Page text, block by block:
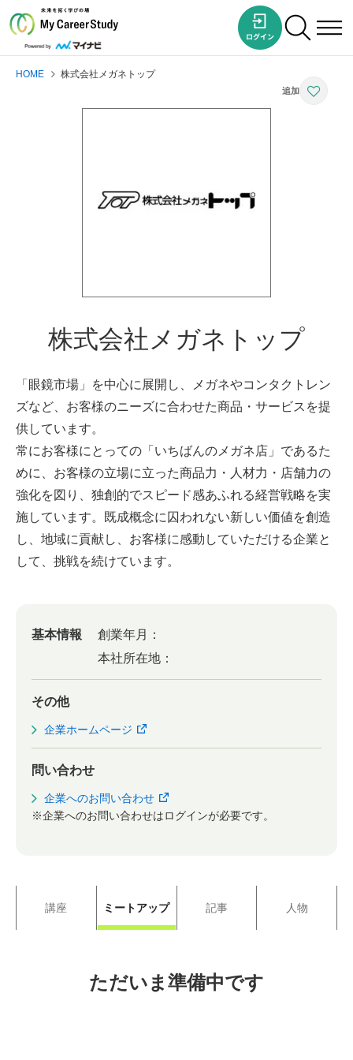
HOME 株式会社メガネトップ
株式会社メガネトップ
「眼鏡市場」を中心に展開し、メガネやコンタクトレン
ズなど、お客様のニーズに合わせた商品・サービスを提
供しています。
常にお客様にとっての「いちばんのメガネ店」であるた
めに、お客様の立場に立った商品力・人材力・店舗力の
強化を図り、独創的でスピード感あふれる経営戦略を実
施しています。既成概念に囚われない新しい価値を創造
し、地域に貢献し、お客様に感動していただける企業と
して、挑戦を続けています。
基本情報
創業年月：
本社所在地：
その他
企業ホームページ
問い合わせ
企業へのお問い合わせ
※企業へのお問い合わせはログインが必要です。
講座 ミートアップ 記事 人物
ただいま準備中です